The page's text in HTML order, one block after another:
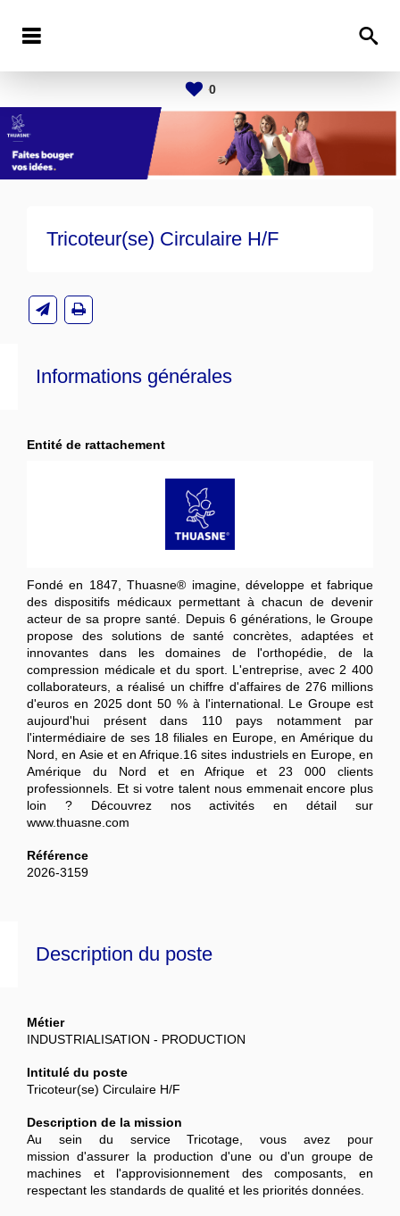
0
Tricoteur(se) Circulaire H/F
Description du poste
Métier
INDUSTRIALISATION - PRODUCTION
Intitulé du poste
Tricoteur(se) Circulaire H/F
Description de la mission
Au sein du service Tricotage, vous avez pour
mission d'assurer la production d'une ou d'un groupe de
machines et l'approvisionnement des composants, en
respectant les standards de qualité et les priorités données.
Informations générales
Entité de rattachement
Fondé en 1847, Thuasne® imagine, développe et fabrique
des dispositifs médicaux permettant à chacun de devenir
acteur de sa propre santé. Depuis 6 générations, le Groupe
propose des solutions de santé concrètes, adaptées et
innovantes dans les domaines de l'orthopédie, de la
compression médicale et du sport. L'entreprise, avec 2 400
collaborateurs, a réalisé un chiffre d'affaires de 276 millions
d'euros en 2025 dont 50 % à l'international. Le Groupe est
aujourd'hui présent dans 110 pays notamment par
l'intermédiaire de ses 18 filiales en Europe, en Amérique du
Nord, en Asie et en Afrique.16 sites industriels en Europe, en
Amérique du Nord et en Afrique et 23 000 clients
professionnels. Et si votre talent nous emmenait encore plus
loin ? Découvrez nos activités en détail sur
www.thuasne.com
Référence
2026-3159